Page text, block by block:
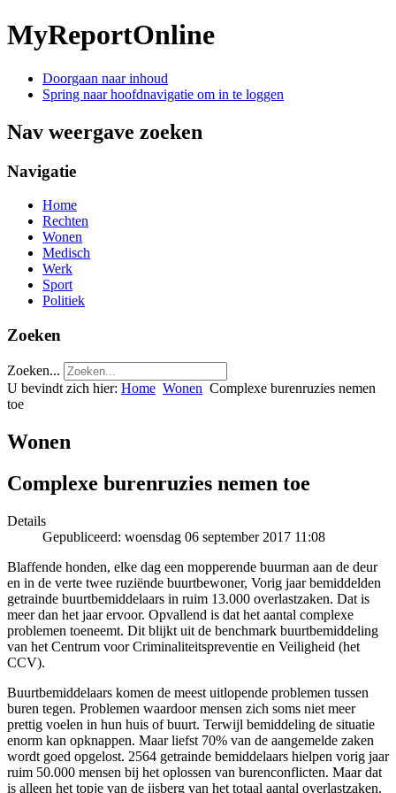
MyReportOnline
Doorgaan naar inhoud
Spring naar hoofdnavigatie om in te loggen
Nav weergave zoeken
Navigatie
Home
Rechten
Wonen
Medisch
Werk
Sport
Politiek
Zoeken
Zoeken...
U bevindt zich hier: Home Wonen Complexe burenruzies nemen
toe
Wonen
Complexe burenruzies nemen toe
Details
Gepubliceerd: woensdag 06 september 2017 11:08
Blaffende honden, elke dag een mopperende buurman aan de deur
en in de verte twee ruziënde buurtbewoner, Vorig jaar bemiddelden
getrainde buurtbemiddelaars in ruim 13.000 overlastzaken. Dat is
meer dan het jaar ervoor. Opvallend is dat het aantal complexe
problemen toeneemt. Dit blijkt uit de benchmark buurtbemiddeling
van het Centrum voor Criminaliteitspreventie en Veiligheid (het
CCV).
Buurtbemiddelaars komen de meest uitlopende problemen tussen
buren tegen. Problemen waardoor mensen zich soms niet meer
prettig voelen in hun huis of buurt. Terwijl bemiddeling de situatie
enorm kan opknappen. Maar liefst 70% van de aangemelde zaken
wordt goed opgelost. 2564 getrainde bemiddelaars hielpen vorig jaar
ruim 50.000 mensen bij het oplossen van burenconflicten. Maar dat
is alleen het topje van de ijsberg van het totaal aantal overlastzaken.